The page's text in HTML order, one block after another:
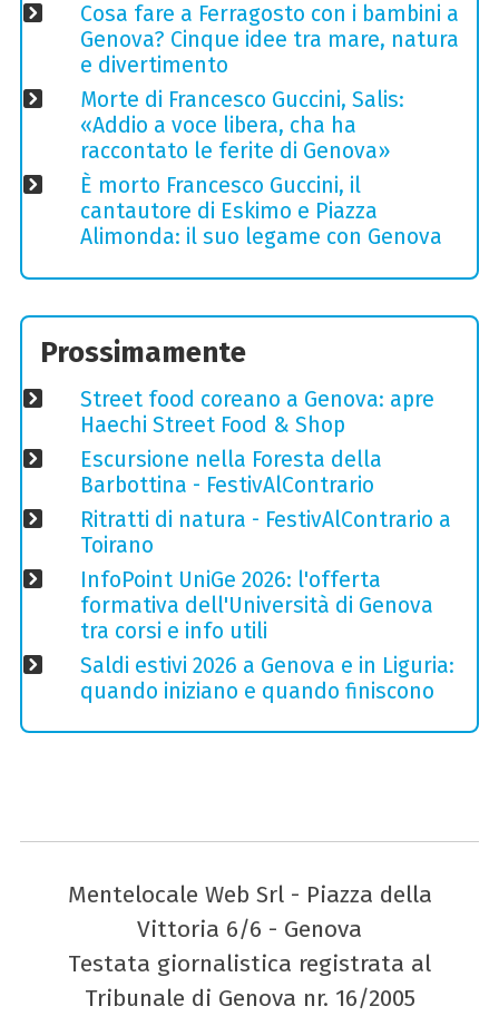
Cosa fare a Ferragosto con i bambini a
Genova? Cinque idee tra mare, natura
e divertimento
Morte di Francesco Guccini, Salis:
«Addio a voce libera, cha ha
raccontato le ferite di Genova»
È morto Francesco Guccini, il
cantautore di Eskimo e Piazza
Alimonda: il suo legame con Genova
Prossimamente
Street food coreano a Genova: apre
Haechi Street Food & Shop
Escursione nella Foresta della
Barbottina - FestivAlContrario
Ritratti di natura - FestivAlContrario a
Toirano
InfoPoint UniGe 2026: l'offerta
formativa dell'Università di Genova
tra corsi e info utili
Saldi estivi 2026 a Genova e in Liguria:
quando iniziano e quando finiscono
Mentelocale Web Srl - Piazza della
Vittoria 6/6 - Genova
Testata giornalistica registrata al
Tribunale di Genova nr. 16/2005